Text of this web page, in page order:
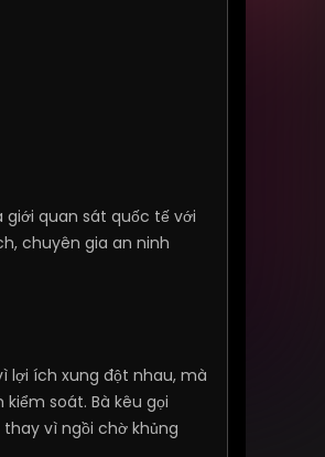
quan sát quốc tế với
chuyên gia an ninh
lợi ích xung đột nhau, mà
soát. Bà kêu gọi
vì ngồi chờ khủng